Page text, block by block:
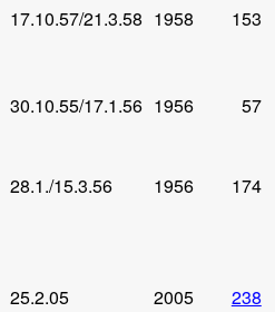
17.10.57/21.3.58 1958 153
30.10.55/17.1.56 1956 57
28.1./15.3.56 1956 174
25.2.05 2005 238